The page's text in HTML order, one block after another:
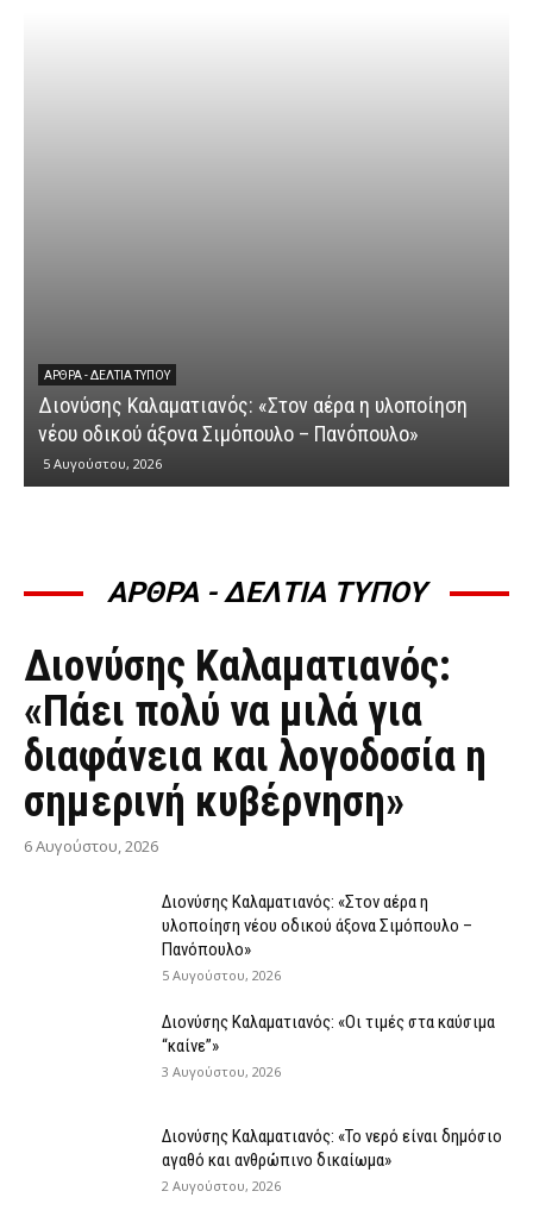
ΆΡΘΡΑ - ΔΕΛΤΊΑ ΤΎΠΟΥ
Διονύσης Καλαματιανός: «Στον αέρα η υλοποίηση
νέου οδικού άξονα Σιμόπουλο – Πανόπουλο»
5 Αυγούστου, 2026
ΑΡΘΡΑ - ΔΕΛΤΙΑ ΤΥΠΟΥ
ΆΡΘΡΑ - ΔΕΛΤΊΑ ΤΎΠΟΥ
Διονύσης Καλαματιανός:
«Πάει πολύ να μιλά για
διαφάνεια και λογοδοσία η
σημερινή κυβέρνηση»
6 Αυγούστου, 2026
Διονύσης Καλαματιανός: «Στον αέρα η
υλοποίηση νέου οδικού άξονα Σιμόπουλο –
Πανόπουλο»
5 Αυγούστου, 2026
Διονύσης Καλαματιανός: «Οι τιμές στα καύσιμα
“καίνε”»
3 Αυγούστου, 2026
Διονύσης Καλαματιανός: «Το νερό είναι δημόσιο
αγαθό και ανθρώπινο δικαίωμα»
2 Αυγούστου, 2026